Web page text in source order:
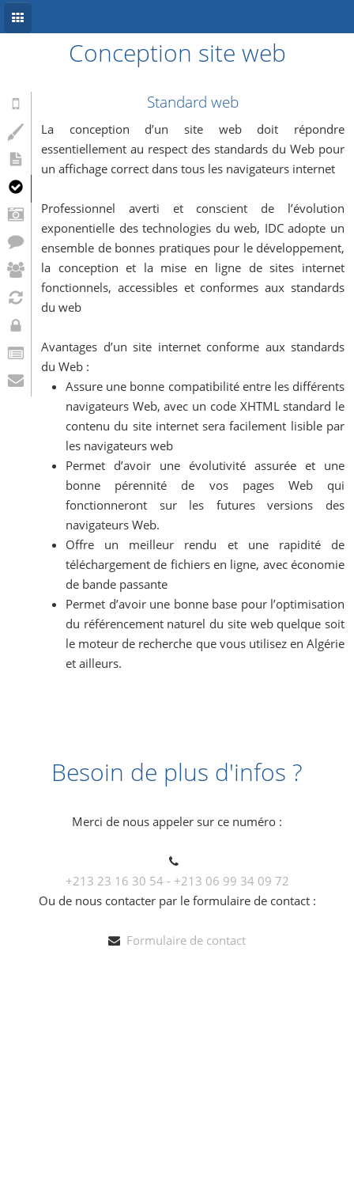
Accueil
Développement mobile
Informations
Conception site web
Standard web
La conception d’un site web doit répondre
essentiellement au respect des standards du Web pour
un affichage correct dans tous les navigateurs internet
Professionnel averti et conscient de l’évolution
exponentielle des technologies du web, IDC adopte un
ensemble de bonnes pratiques pour le développement,
la conception et la mise en ligne de sites internet
fonctionnels, accessibles et conformes aux standards
du web
Avantages d’un site internet conforme aux standards
du Web :
Assure une bonne compatibilité entre les différents
navigateurs Web, avec un code XHTML standard le
contenu du site internet sera facilement lisible par
les navigateurs web
Permet d’avoir une évolutivité assurée et une
bonne pérennité de vos pages Web qui
fonctionneront sur les futures versions des
navigateurs Web.
Offre un meilleur rendu et une rapidité de
téléchargement de fichiers en ligne, avec économie
de bande passante
Permet d’avoir une bonne base pour l’optimisation
du référencement naturel du site web quelque soit
le moteur de recherche que vous utilisez en Algérie
et ailleurs.
Besoin de plus d'infos ?
Merci de nous appeler sur ce numéro :
+213 23 16 30 54 - +213 06 99 34 09 72
Ou de nous contacter par le formulaire de contact :
Formulaire de contact